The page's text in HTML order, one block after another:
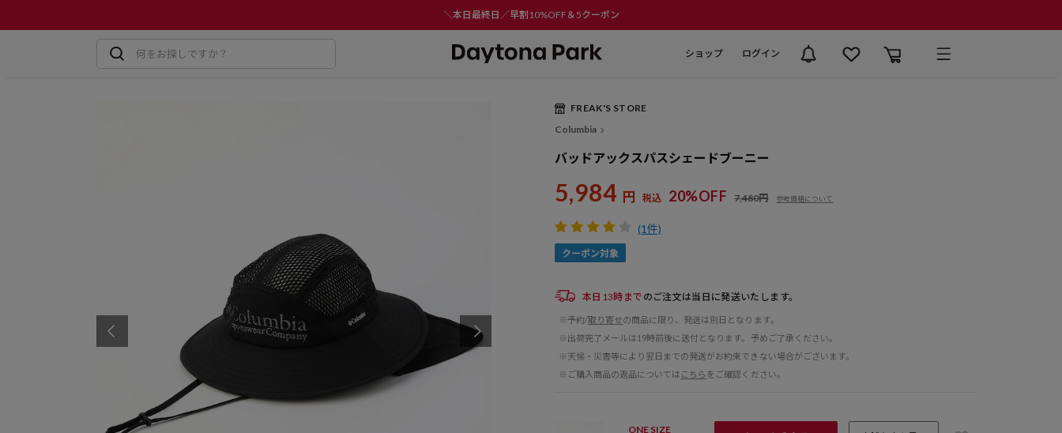
＼本日最終日／早割10%OFF＆5クーポン
ショップ ログイン
FREAK'S STORE
Columbia
バッドアックスパスシェードブーニー
5,984 円 税込 20%OFF 7,480円 参考価格について
(1件)
本日13時まで のご注文は当日に発送いたします。
※予約/取り寄せの商品に限り、発送は別日となります。
※出荷完了メールは19時前後に送付となります。予めご了承ください。
※天候・災害等により翌日までの発送がお約束できない場合がございます。
※ご購入商品の返品については こちら をご確認ください。
ONE SIZE